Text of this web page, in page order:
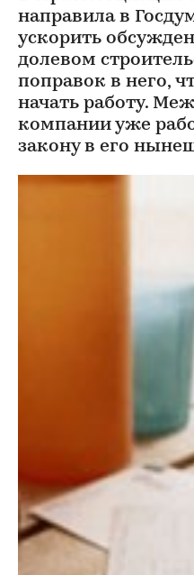
направила в
ускорить
долевом
поправок в него,
начать работу.
компании уже
закону в его